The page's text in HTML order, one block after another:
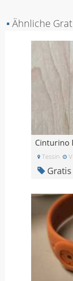
▪ Ähnliche
Cinturino
Tessin
Gratis